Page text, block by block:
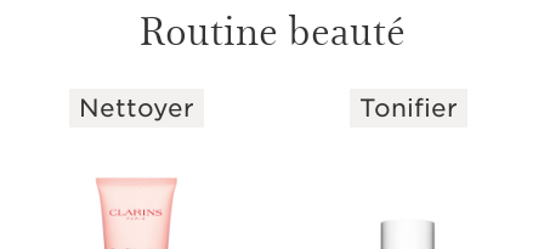
Routine beauté
ALLER AU CONTENU
Nettoyer Tonifier